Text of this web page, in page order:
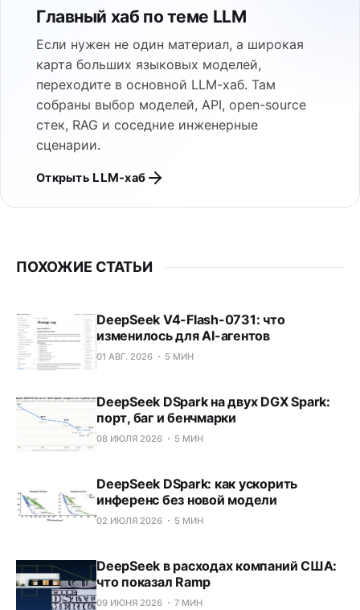
Главный хаб по теме LLM
Если нужен не один материал, а широкая
карта больших языковых моделей,
переходите в основной LLM-хаб. Там
собраны выбор моделей, API, open-source
стек, RAG и соседние инженерные
сценарии.
Открыть LLM-хаб
ПОХОЖИЕ СТАТЬИ
DeepSeek V4-Flash-0731: что
изменилось для AI-агентов
01 АВГ. 2026 5 МИН
DeepSeek DSpark на двух DGX Spark:
порт, баг и бенчмарки
08 ИЮЛЯ 2026 5 МИН
DeepSeek DSpark: как ускорить
инференс без новой модели
02 ИЮЛЯ 2026 5 МИН
DeepSeek в расходах компаний США:
что показал Ramp
09 ИЮНЯ 2026 7 МИН